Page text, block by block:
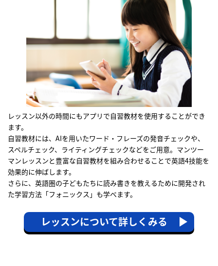
レッスン以外の時間にもアプリで自習教材を使用することができ
ます。
自習教材には、AIを用いたワード・フレーズの発音チェックや、
スペルチェック、ライティングチェックなどをご用意。マンツー
マンレッスンと豊富な自習教材を組み合わせることで英語4技能を
効果的に伸ばします。
さらに、英語圏の子どもたちに読み書きを教えるために開発され
た学習方法「フォニックス」も学べます。
レッスンについて詳しくみる